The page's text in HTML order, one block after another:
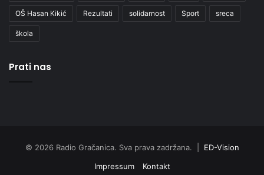
OŠ Hasan Kikić Rezultati solidarnost Sport sreca
škola
Prati nas
© 2026 Radio Gračanica. Sva prava zadržana. | ED-Vision
Impressum
Kontakt